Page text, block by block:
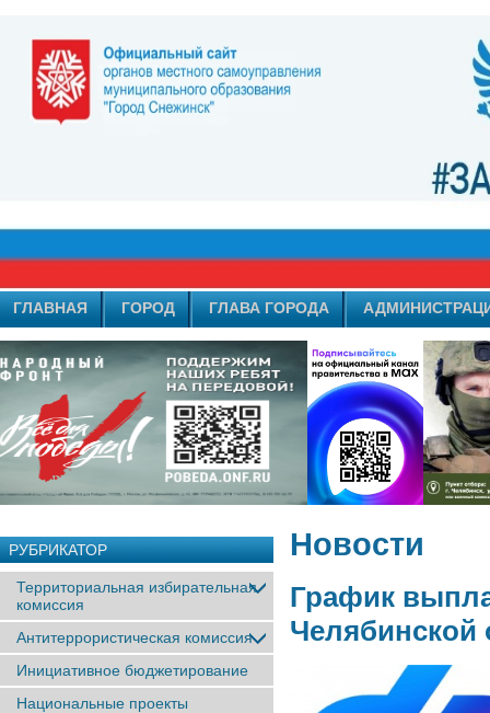
ГЛАВНАЯ ГОРОД ГЛАВА ГОРОДА
РУБРИКАТОР
Территориальная избирательная
комиссия
Антитеррористическая комиссия
Инициативное бюджетирование
Национальные проекты
Новости
График
Челябинской